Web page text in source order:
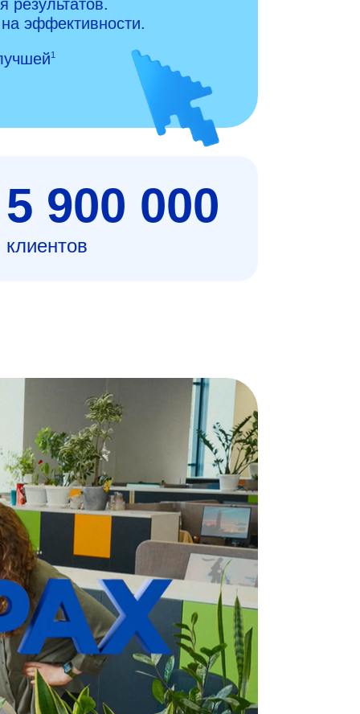
результатов.
эффективности.
1
5 900 000
клиентов